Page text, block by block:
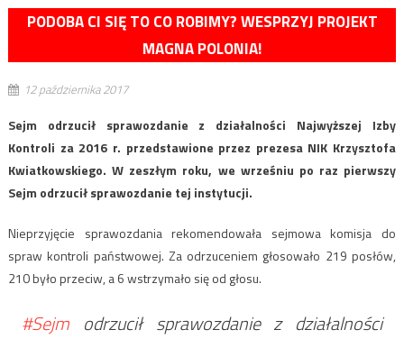
PODOBA CI SIĘ TO CO ROBIMY? WESPRZYJ PROJEKT
MAGNA POLONIA!
12 października 2017
Sejm odrzucił sprawozdanie z działalności Najwyższej Izby
Kontroli za 2016 r. przedstawione przez prezesa NIK Krzysztofa
Kwiatkowskiego. W zeszłym roku, we wrześniu po raz pierwszy
Sejm odrzucił sprawozdanie tej instytucji.
Nieprzyjęcie sprawozdania rekomendowała sejmowa komisja do
spraw kontroli państwowej. Za odrzuceniem głosowało 219 posłów,
210 było przeciw, a 6 wstrzymało się od głosu.
#Sejmodrzucił sprawozdanie z działalności